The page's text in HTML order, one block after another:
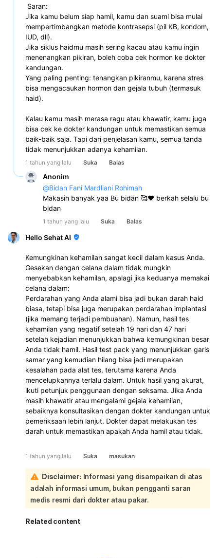
Saran:
Jika kamu belum siap hamil, kamu dan suami bisa mulai
mempertimbangkan metode kontrasepsi (pil KB, kondom,
IUD, dll).
Jika siklus haidmu masih sering kacau atau kamu ingin
menenangkan pikiran, boleh coba cek hormon ke dokter
kandungan.
Yang paling penting: tenangkan pikiranmu, karena stres
bisa mengacaukan hormon dan gejala tubuh (termasuk
haid).
Kalau kamu masih merasa ragu atau khawatir, kamu juga
bisa cek ke dokter kandungan untuk memastikan semua
baik-baik saja. Tapi dari penjelasan kamu, semua tanda
tidak menunjukkan adanya kehamilan.
1 tahun yang lalu Suka Balas
Anonim
@Bidan Fani Mardliani Rohimah
Makasih banyak yaa Bu bidan 🥰♥️ berkah selalu bu
bidan
1 tahun yang lalu Suka Balas
Hello Sehat AI
Kemungkinan kehamilan sangat kecil dalam kasus Anda.
Gesekan dengan celana dalam tidak mungkin
menyebabkan kehamilan, apalagi jika keduanya memakai
celana dalam:
Perdarahan yang Anda alami bisa jadi bukan darah haid
biasa, tetapi bisa juga merupakan perdarahan implantasi
(jika memang terjadi pembuahan). Namun, hasil tes
kehamilan yang negatif setelah 19 hari dan 47 hari
setelah kejadian menunjukkan bahwa kemungkinan besar
Anda tidak hamil. Hasil test pack yang menunjukkan garis
samar yang kemudian hilang bisa jadi merupakan
kesalahan pada alat tes, terutama karena Anda
mencelupkannya terlalu dalam. Untuk hasil yang akurat,
ikuti petunjuk penggunaan dengan seksama. Jika Anda
masih khawatir atau mengalami gejala kehamilan,
sebaiknya konsultasikan dengan dokter kandungan untuk
pemeriksaan lebih lanjut. Dokter dapat melakukan tes
darah untuk memastikan apakah Anda hamil atau tidak.
1 tahun yang lalu Suka masukan
Disclaimer: Informasi yang disampaikan di atas
adalah informasi umum, bukan pengganti saran
medis resmi dari dokter atau pakar.
Related content